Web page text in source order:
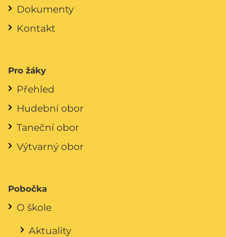
Dokumenty
Kontakt
Pro žáky
Přehled
Hudební obor
Taneční obor
Výtvarný obor
Pobočka
O škole
Aktuality